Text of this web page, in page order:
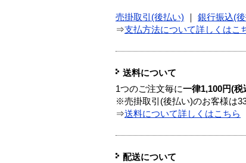
売掛取引(後払い) 銀行振込(
⇒支払方法について詳しくはこ
送料について
1つのご注文毎に一律1,100円(税
※売掛取引(後払い)のお客様は
⇒送料について詳しくはこちら
配送について